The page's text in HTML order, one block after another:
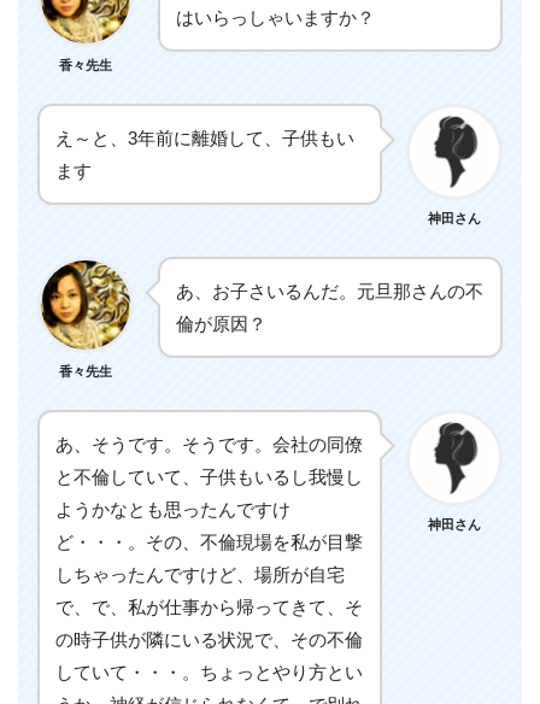
香々先生
はいらっしゃいますか？
え～と、3年前に離婚して、子供もい
ます
神田さん
香々先生
あ、お子さいるんだ。元旦那さんの不
倫が原因？
あ、そうです。そうです。会社の同僚
と不倫していて、子供もいるし我慢し
ようかなとも思ったんですけ
ど・・・。その、不倫現場を私が目撃
しちゃったんですけど、場所が自宅
で、で、私が仕事から帰ってきて、そ
の時子供が隣にいる状況で、その不倫
していて・・・。ちょっとやり方とい
神田さん